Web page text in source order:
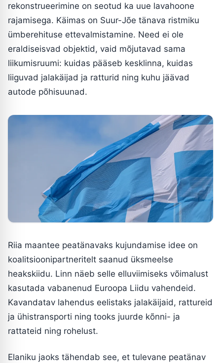
rekonstrueerimine on seotud ka uue lavahoone
rajamisega. Käimas on Suur-Jõe tänava ristmiku
ümberehituse ettevalmistamine. Need ei ole
eraldiseisvad objektid, vaid mõjutavad sama
liikumisruumi: kuidas pääseb kesklinna, kuidas
liiguvad jalakäijad ja ratturid ning kuhu jäävad
autode põhisuunad.
Riia maantee peatänavaks kujundamise idee on
koalitsioonipartneritelt saanud üksmeelse
heakskiidu. Linn näeb selle elluviimiseks võimalust
kasutada vabanenud Euroopa Liidu vahendeid.
Kavandatav lahendus eelistaks jalakäijaid, rattureid
ja ühistransporti ning tooks juurde kõnni- ja
rattateid ning rohelust.
Elaniku jaoks tähendab see, et tulevane peatänav